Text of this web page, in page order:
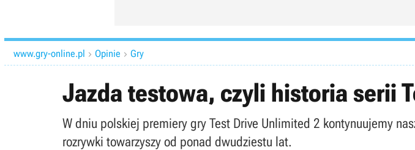
www.gry-online.pl  Opinie  Gry
Jazda testowa, czyli historia serii
W dniu polskiej premiery gry Test Drive Unlimited 2 kontynuujemy
rozrywki towarzyszy od ponad dwudziestu lat.